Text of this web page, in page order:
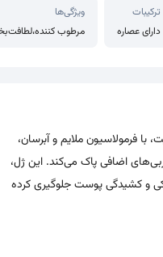
ترکیبات
دارای عصاره
ویژگی‌ها
مرطوب
فرمولاسیون ملایم و آبرسان،
اضافی پاک می‌کند. این ژل،
و کشیدگی پوست جلوگیری کرده